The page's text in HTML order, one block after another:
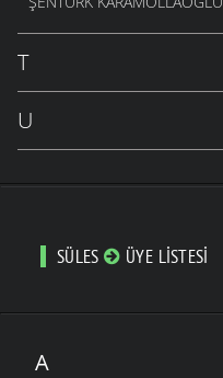
T
U
SÜLES ÜYE LISTESI
A